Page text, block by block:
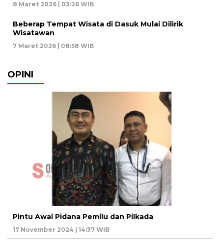
8 Maret 2026 | 03:26 WIB
Beberap Tempat Wisata di Dasuk Mulai Dilirik
Wisatawan
7 Maret 2026 | 08:58 WIB
OPINI
Pintu Awal Pidana Pemilu dan Pilkada
17 November 2024 | 14:37 WIB